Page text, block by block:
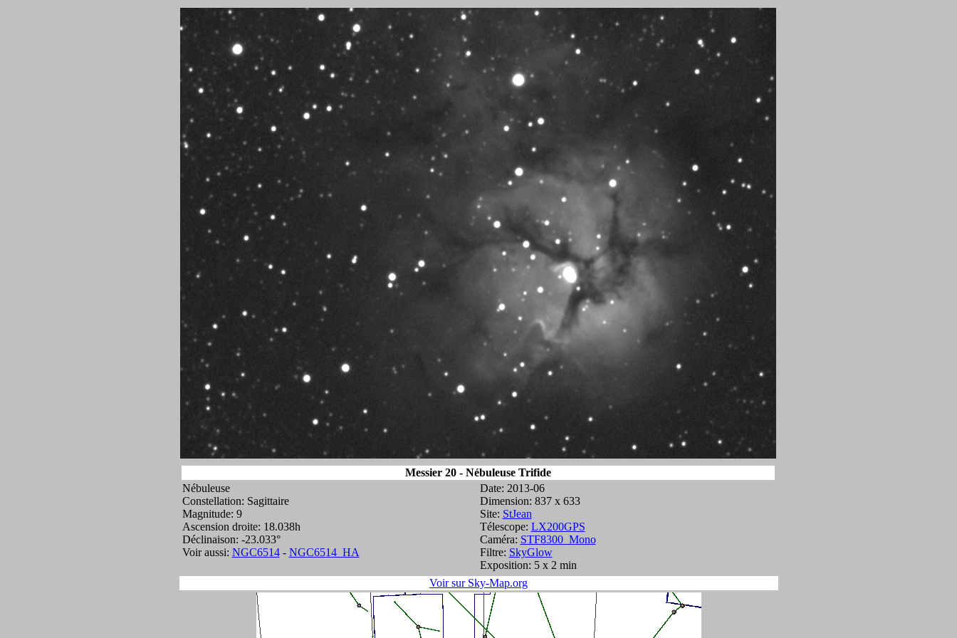
Messier 20 - Nébuleuse Trifide
Nébuleuse
Constellation: Sagittaire
Magnitude: 9
Ascension droite: 18.038h
Déclinaison: -23.033°
Voir aussi: NGC6514- NGC6514_HA
Date: 2013-06
Dimension: 837 x 633
Site: StJean
Télescope: LX200GPS
Caméra: STF8300_Mono
Filtre: SkyGlow
Exposition: 5 x 2 min
Voir sur Sky-Map.org